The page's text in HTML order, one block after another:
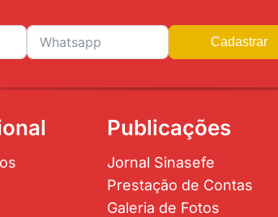
Cadastrar
Publicações
Jornal Sinasefe
Prestação de Contas
Galeria de Fotos